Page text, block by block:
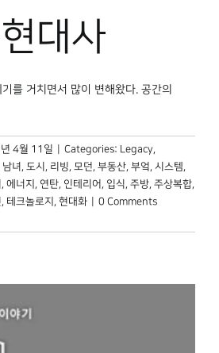
대사
를 거치면서 많이 변해왔다. 공간의
4월 11일 Categories: Legacy
남녀 도시 리빙 모던 부동산 부엌 시스템
에너지 연탄 인테리어 입식 주방 주상복합
테크놀로지 현대화
0 Comments